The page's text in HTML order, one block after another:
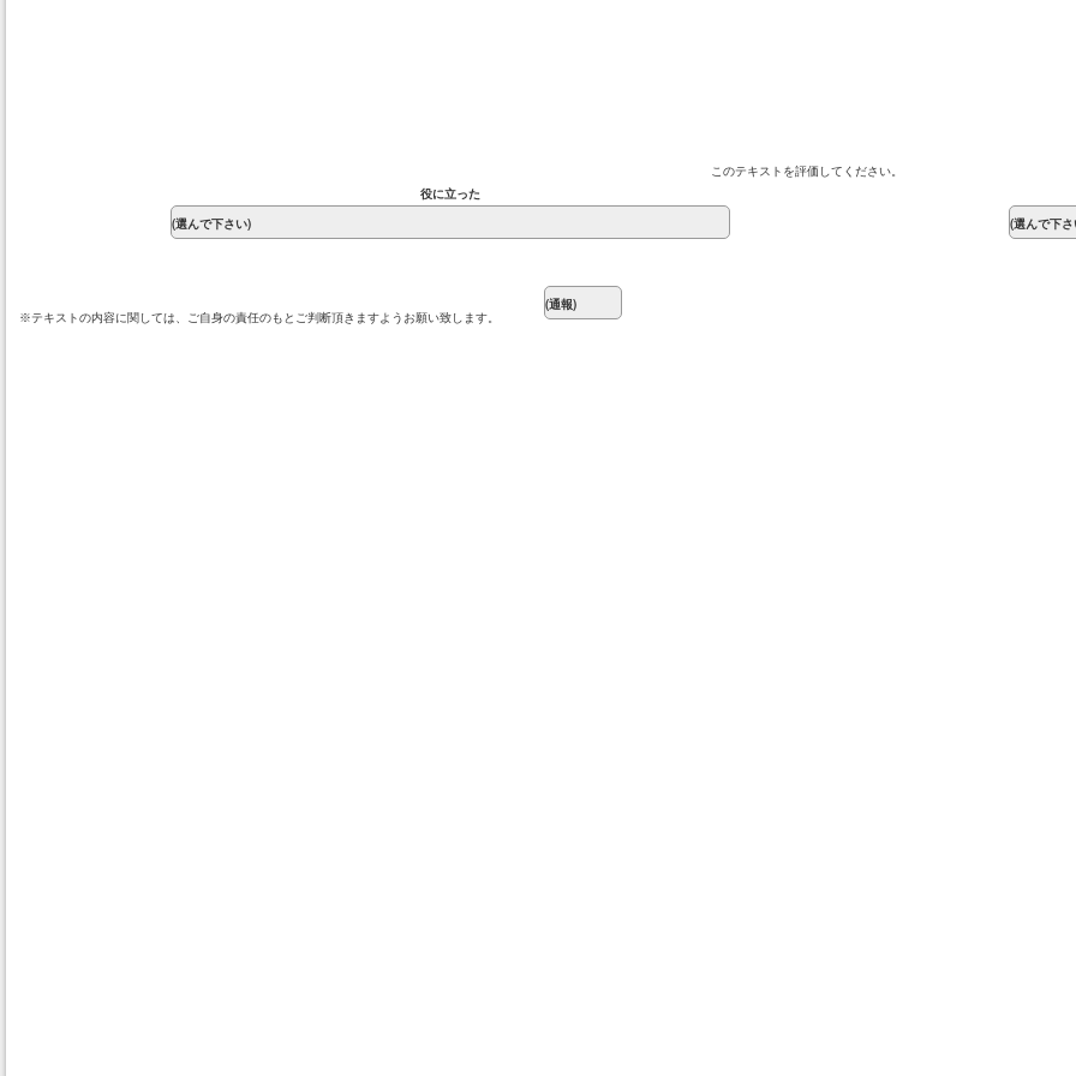
このテキストを評価してください。
役に立った
※テキストの内容に関しては、ご自身の責任のもとご判断頂きますようお願い致します。